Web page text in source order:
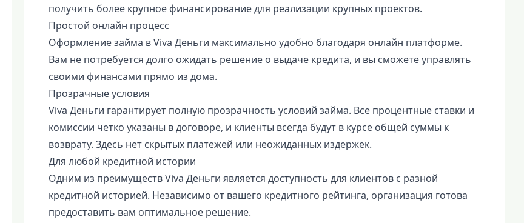
получить более крупное финансирование для реализации крупных проектов.
Простой онлайн процесс
Оформление займа в Viva Деньги максимально удобно благодаря онлайн платформе.
Вам не потребуется долго ожидать решение о выдаче кредита, и вы сможете управлять
своими финансами прямо из дома.
Прозрачные условия
Viva Деньги гарантирует полную прозрачность условий займа. Все процентные ставки и
комиссии четко указаны в договоре, и клиенты всегда будут в курсе общей суммы к
возврату. Здесь нет скрытых платежей или неожиданных издержек.
Для любой кредитной истории
Одним из преимуществ Viva Деньги является доступность для клиентов с разной
кредитной историей. Независимо от вашего кредитного рейтинга, организация готова
предоставить вам оптимальное решение.